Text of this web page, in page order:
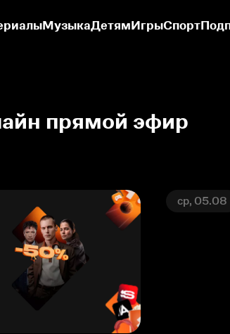
МузыкаДетямИгрыСпорт
прямой эфир
ср, 05.08